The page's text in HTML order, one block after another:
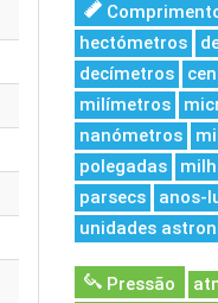
hectómetros
decímetros
milímetros
nanómetros
polegadas
parsecs
anos-
unidades
Pressão